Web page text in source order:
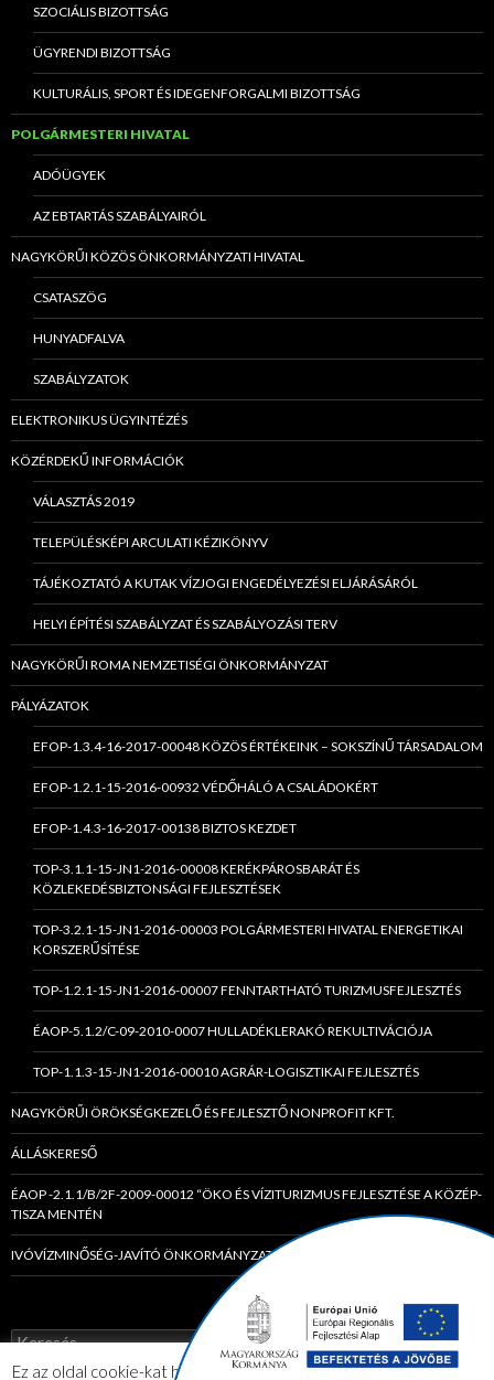
SZOCIÁLIS BIZOTTSÁG
ÜGYRENDI BIZOTTSÁG
KULTURÁLIS, SPORT ÉS IDEGENFORGALMI BIZOTTSÁG
POLGÁRMESTERI HIVATAL
ADÓÜGYEK
AZ EBTARTÁS SZABÁLYAIRÓL
NAGYKÖRŰI KÖZÖS ÖNKORMÁNYZATI HIVATAL
CSATASZÖG
HUNYADFALVA
SZABÁLYZATOK
ELEKTRONIKUS ÜGYINTÉZÉS
KÖZÉRDEKŰ INFORMÁCIÓK
VÁLASZTÁS 2019
TELEPÜLÉSKÉPI ARCULATI KÉZIKÖNYV
TÁJÉKOZTATÓ A KUTAK VÍZJOGI ENGEDÉLYEZÉSI ELJÁRÁSÁRÓL
HELYI ÉPÍTÉSI SZABÁLYZAT ÉS SZABÁLYOZÁSI TERV
NAGYKÖRŰI ROMA NEMZETISÉGI ÖNKORMÁNYZAT
PÁLYÁZATOK
EFOP-1.3.4-16-2017-00048 KÖZÖS ÉRTÉKEINK – SOKSZÍNŰ TÁRSADALOM
EFOP-1.2.1-15-2016-00932 VÉDŐHÁLÓ A CSALÁDOKÉRT
EFOP-1.4.3-16-2017-00138 BIZTOS KEZDET
TOP-3.1.1-15-JN1-2016-00008 KERÉKPÁROSBARÁT ÉS
KÖZLEKEDÉSBIZTONSÁGI FEJLESZTÉSEK
TOP-3.2.1-15-JN1-2016-00003 POLGÁRMESTERI HIVATAL ENERGETIKAI
KORSZERŰSÍTÉSE
TOP-1.2.1-15-JN1-2016-00007 FENNTARTHATÓ TURIZMUSFEJLESZTÉS
ÉAOP-5.1.2/C-09-2010-0007 HULLADÉKLERAKÓ REKULTIVÁCIÓJA
TOP-1.1.3-15-JN1-2016-00010 AGRÁR-LOGISZTIKAI FEJLESZTÉS
NAGYKÖRŰI ÖRÖKSÉGKEZELŐ ÉS FEJLESZTŐ NONPROFIT KFT.
ÁLLÁSKERESŐ
ÉAOP -2.1.1/B/2F-2009-00012 “ÖKO ÉS VÍZITURIZMUS FEJLESZTÉSE A KÖZÉP-
TISZA MENTÉN
IVÓVÍZMINŐSÉG-JAVÍTÓ ÖNKORMÁNYZATI TÁRSULÁS
K
Ez az oldal cookie-kat használ. Az elfogadom gombra kattintva Ön